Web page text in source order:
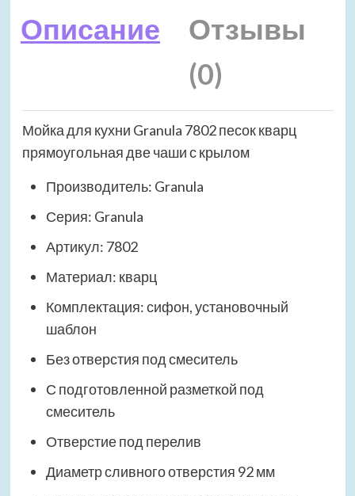
Описание
Отзывы
(0)
Мойка для кухни Granula 7802 песок кварц
прямоугольная две чаши с крылом
Производитель: Granula
Серия: Granula
Артикул: 7802
Материал: кварц
Комплектация: сифон, установочный
шаблон
Без отверстия под смеситель
С подготовленной разметкой под
смеситель
Отверстие под перелив
Диаметр сливного отверстия 92 мм